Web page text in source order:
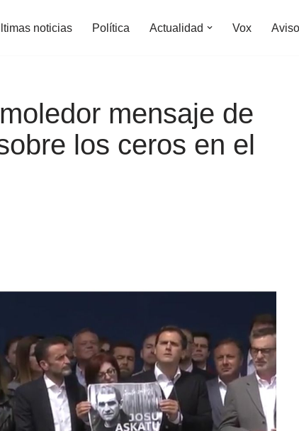
noticias Política Actualidad Vox
mensaje de
los ceros en el